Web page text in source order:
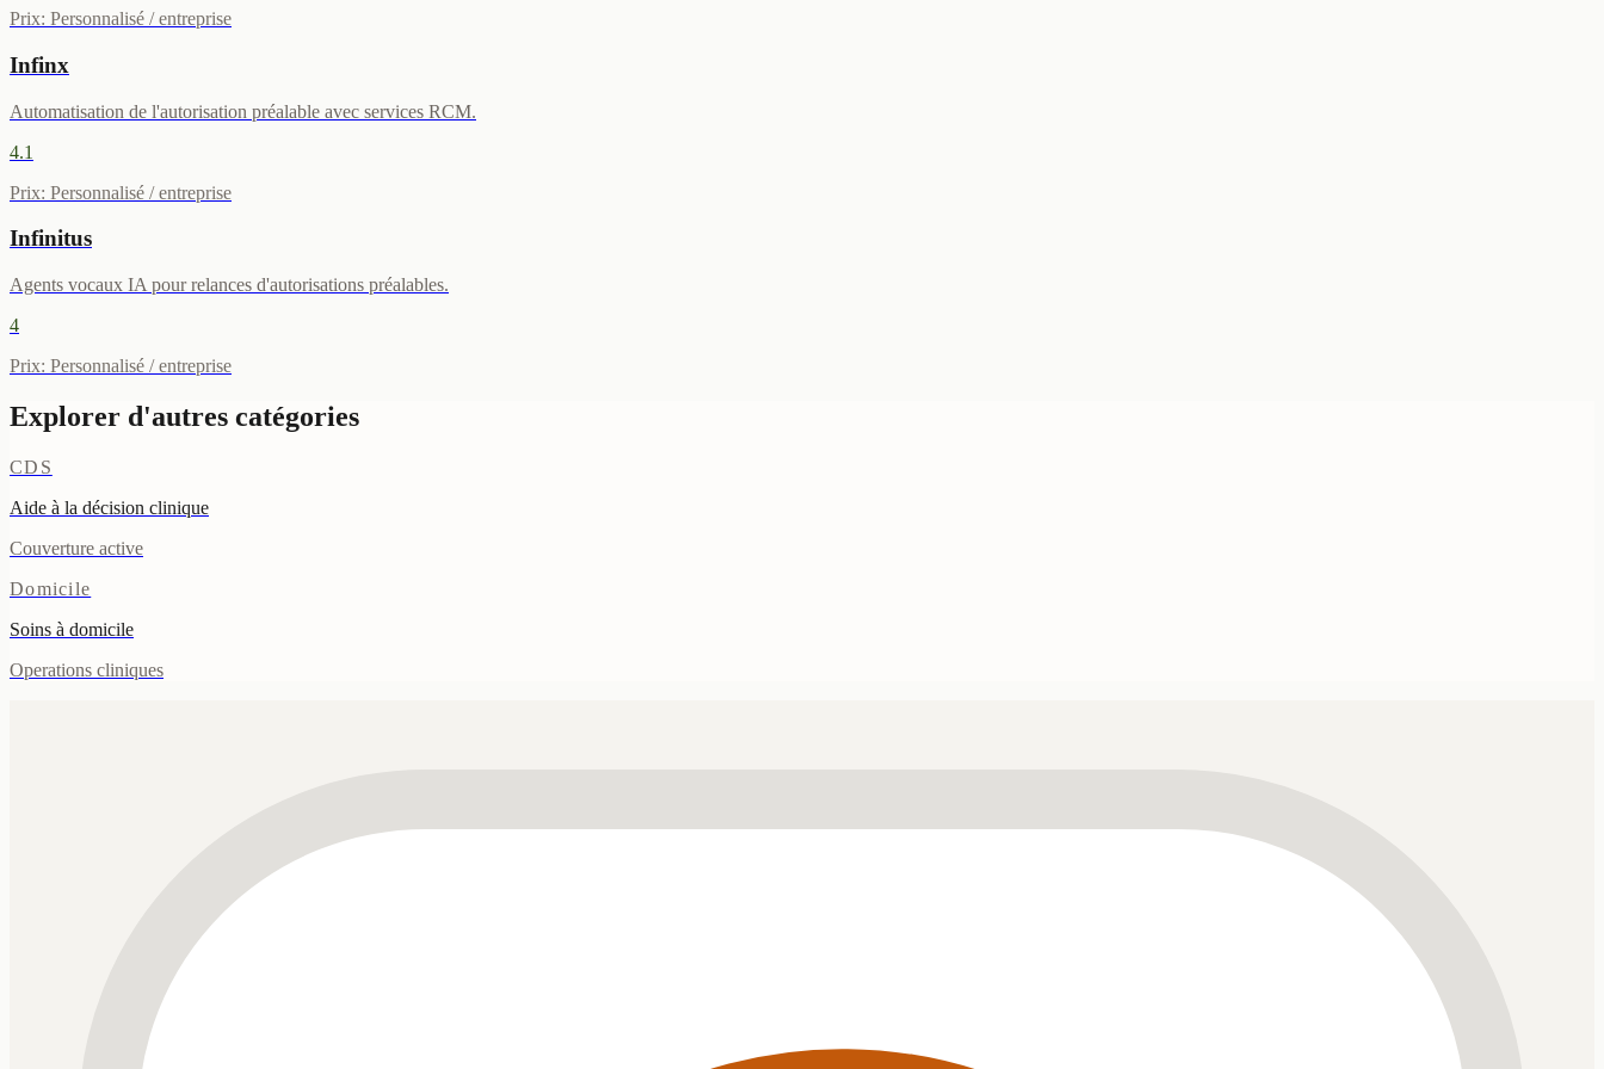
Prix: Personnalisé / entreprise
Infinx
Automatisation de l'autorisation préalable avec services RCM.
4.1
Prix: Personnalisé / entreprise
Infinitus
Agents vocaux IA pour relances d'autorisations préalables.
4
Prix: Personnalisé / entreprise
Explorer d'autres catégories
CDS
Aide à la décision clinique
Couverture active
Domicile
Soins à domicile
Operations cliniques